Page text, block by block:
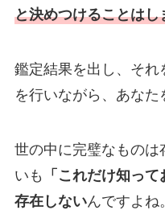
と決めつけることはし
鑑定結果を出し、そ
を行いながら、あなた
世の中に完璧なものは
いも
「これだけ知っ
存在しないんですよね。